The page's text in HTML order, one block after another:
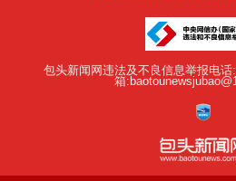
包头新闻网违法及不良信息举报电话
箱